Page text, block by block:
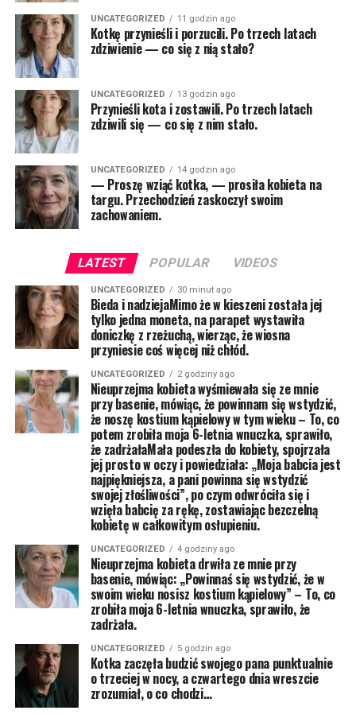
UNCATEGORIZED 11 godzin ago
Kotkę przynieśli i porzucili. Po trzech latach
zdziwienie — co się z nią stało?
UNCATEGORIZED 13 godzin ago
Przynieśli kota i zostawili. Po trzech latach
zdziwili się — co się z nim stało.
UNCATEGORIZED 14 godzin ago
— Proszę wziąć kotka, — prosiła kobieta na
targu. Przechodzień zaskoczył swoim
zachowaniem.
LATEST POPULAR VIDEOS
UNCATEGORIZED 30 minut ago
Bieda i nadziejaMimo że w kieszeni została jej
tylko jedna moneta, na parapet wystawiła
doniczkę z rzeżuchą, wierząc, że wiosna
przyniesie coś więcej niż chłód.
UNCATEGORIZED 2 godziny ago
Nieuprzejma kobieta wyśmiewała się ze mnie
przy basenie, mówiąc, że powinnam się wstydzić,
że noszę kostium kąpielowy w tym wieku – To, co
potem zrobiła moja 6-letnia wnuczka, sprawiło,
że zadrżałaMała podeszła do kobiety, spojrzała
jej prosto w oczy i powiedziała: „Moja babcia jest
najpiękniejsza, a pani powinna się wstydzić
swojej złośliwości”, po czym odwróciła się i
wzięła babcię za rękę, zostawiając bezczelną
kobietę w całkowitym osłupieniu.
UNCATEGORIZED 4 godziny ago
Nieuprzejma kobieta drwiła ze mnie przy
basenie, mówiąc: „Powinnaś się wstydzić, że w
swoim wieku nosisz kostium kąpielowy” – To, co
zrobiła moja 6-letnia wnuczka, sprawiło, że
zadrżała.
UNCATEGORIZED 5 godzin ago
Kotka zaczęła budzić swojego pana punktualnie
o trzeciej w nocy, a czwartego dnia wreszcie
zrozumiał, o co chodzi…